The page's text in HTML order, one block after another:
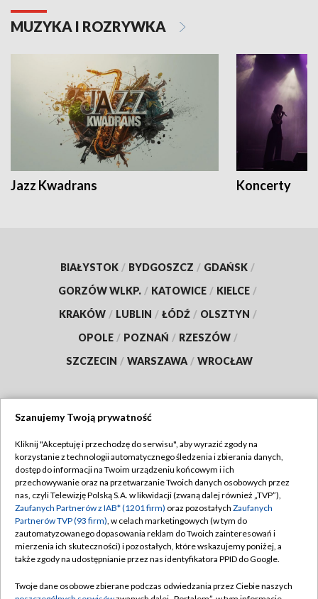
MUZYKA I ROZRYWKA
Jazz Kwadrans Koncerty
BIAŁYSTOK / BYDGOSZCZ / GDAŃSK /
GORZÓW WLKP. / KATOWICE / KIELCE /
KRAKÓW / LUBLIN / ŁÓDŹ / OLSZTYN /
OPOLE / POZNAŃ / RZESZÓW /
SZCZECIN / WARSZAWA / WROCŁAW
TVP
Abonament TVP
Emisja w TVP
Centrum informacji TVP
Naziemna Telewizja Cyfrowa
Regulamin TVP
Polityka prywatności
Moje zgody
Pomoc
Szanujemy Twoją prywatność
Kliknij "Akceptuję i przechodzę do serwisu", aby wyrazić zgody na
korzystanie z technologii automatycznego śledzenia i zbierania danych,
dostęp do informacji na Twoim urządzeniu końcowym i ich
przechowywanie oraz na przetwarzanie Twoich danych osobowych przez
nas, czyli Telewizję Polską S.A. w likwidacji (zwaną dalej również „TVP”),
Zaufanych Partnerów z IAB* (1201 firm) oraz pozostałych Zaufanych
Partnerów TVP (93 firm), w celach marketingowych (w tym do
zautomatyzowanego dopasowania reklam do Twoich zainteresowań i
mierzenia ich skuteczności) i pozostałych, które wskazujemy poniżej, a
także zgody na udostępnianie przez nas identyfikatora PPID do Google.
Twoje dane osobowe zbierane podczas odwiedzania przez Ciebie naszych